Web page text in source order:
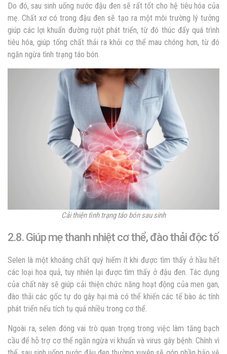
Do đó, sau sinh uống nước đậu đen sẽ rất tốt cho hệ tiêu hóa của
mẹ. Chất xơ có trong đậu đen sẽ tạo ra một môi trường lý tưởng
giúp các lợi khuẩn đường ruột phát triển, từ đó thúc đẩy quá trình
tiêu hóa, giúp tống chất thải ra khỏi cơ thể mau chóng hơn, từ đó
ngăn ngừa tình trạng táo bón.
Cải thiện tình trạng táo bón sau sinh
2.8. Giúp mẹ thanh nhiệt cơ thể, đào thải độc tố
Selen là một khoáng chất quý hiếm ít khi được tìm thấy ở hầu hết
các loại hoa quả, tuy nhiên lại được tìm thấy ở đậu đen. Tác dụng
của chất này sẽ giúp cải thiện chức năng hoạt động của men gan,
đào thải các gốc tự do gây hại mà có thể khiến các tế bào ác tính
phát triển nếu tích tụ quá nhiều trong cơ thể.
Ngoài ra, selen đóng vai trò quan trọng trong việc làm tăng bạch
cầu để hỗ trợ cơ thể ngăn ngừa vi khuẩn và virus gây bệnh. Chính vì